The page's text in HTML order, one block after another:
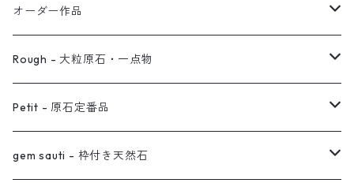
イヤリング対応
ノンホールピアス
オーダー用ページ
真鍮イヤーカフ
バングル
ブローチ
ヘアアクセサリー
オーダー作品
リング
ネックレス
ピアス
Rough - 大粒原石・一点物
ピアス
リング
Petit - 原石定番品
ピアス
gem sauti - 枠付き天然石